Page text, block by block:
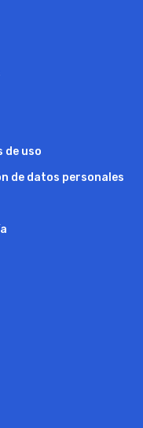
de uso
de datos personales